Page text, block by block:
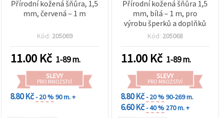
Přírodní kožená šňůra, 1,5
mm, červená – 1 m
Kód: 205069
11.00 Kč 1-89 m.
SLEVY
PRO MNOŽSTVÍ
8.80 Kč- 20 %90 m. +
Přírodní kožená šňůra 1,5
mm, bílá – 1 m, pro
výrobu šperků a doplňků
Kód: 205068
11.00 Kč 1-89 m.
SLEVY
PRO MNOŽSTVÍ
8.80 Kč- 20 %90-269 m.
6.60 Kč- 40 % 270 m. +